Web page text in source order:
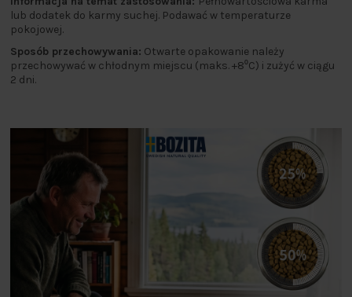
lub dodatek do karmy suchej. Podawać w temperaturze
pokojowej.
Sposób przechowywania: Otwarte opakowanie należy
przechowywać w chłodnym miejscu (maks. +8⁰C) i zużyć w ciągu
2 dni.